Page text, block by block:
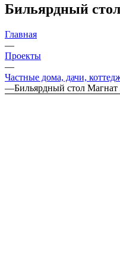
Бильярдный
Главная
—
Проекты
—
Частные дома, дачи,
—Бильярдный стол